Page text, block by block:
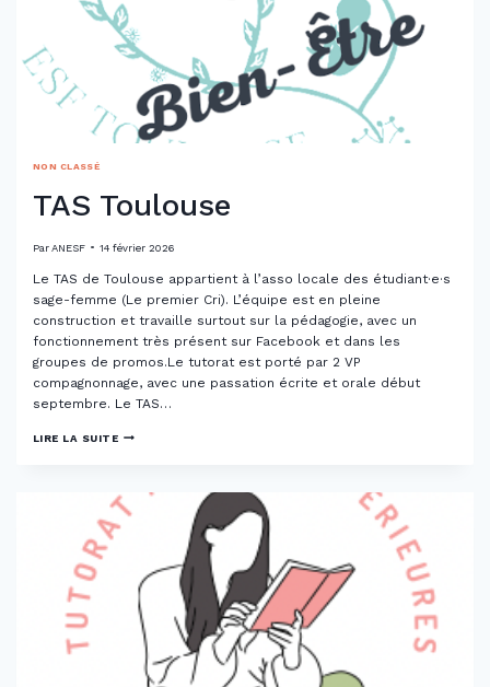
NON CLASSÉ
TAS Toulouse
ParANESF 14 février 2026
Le TAS de Toulouse appartient à l’asso locale des étudiant·e·s
sage-femme (Le premier Cri). L’équipe est en pleine
construction et travaille surtout sur la pédagogie, avec un
fonctionnement très présent sur Facebook et dans les
groupes de promos.Le tutorat est porté par 2 VP
compagnonnage, avec une passation écrite et orale début
septembre. Le TAS…
LIRE LA SUITETAS